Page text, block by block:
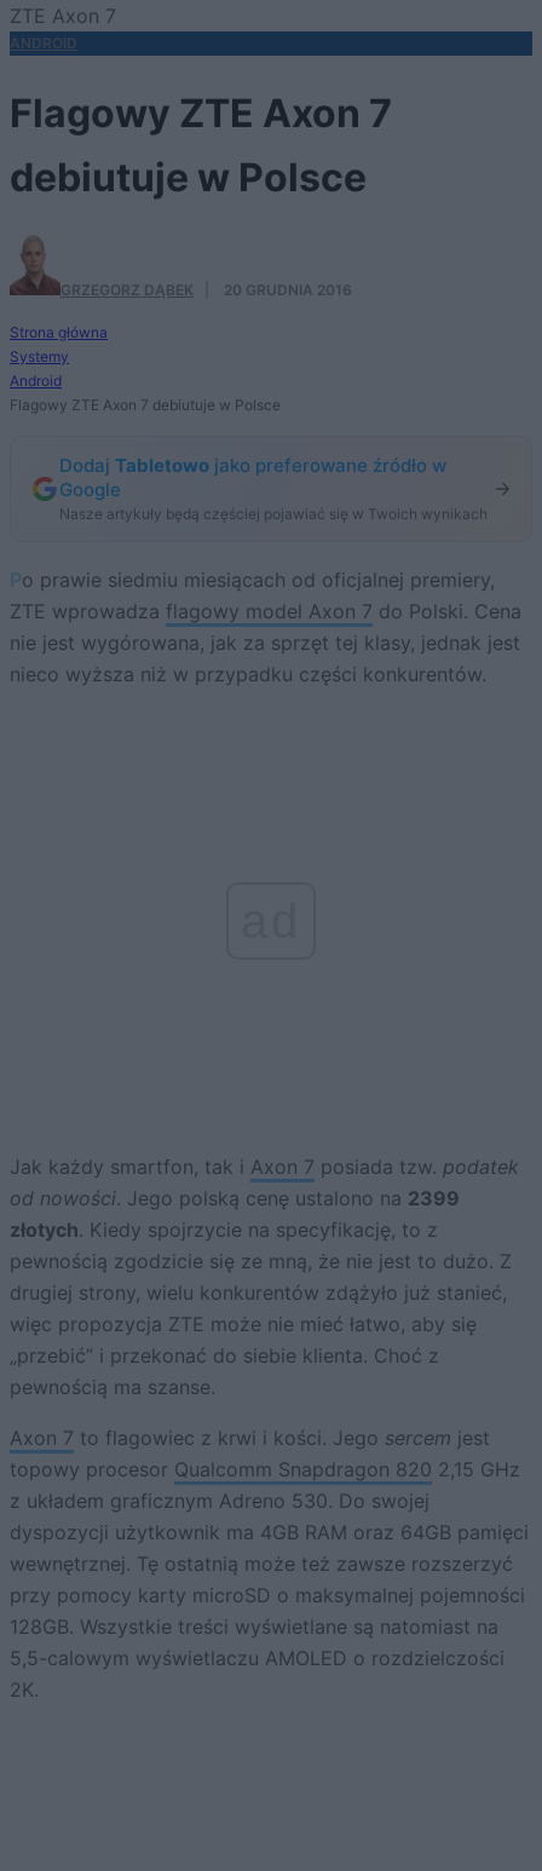
ZTE Axon 7
ANDROID
Flagowy ZTE Axon 7
debiutuje w Polsce
GRZEGORZ DĄBEK 20 GRUDNIA 2016
Strona główna
Systemy
Android
Flagowy ZTE Axon 7 debiutuje w Polsce
Dodaj Tabletowo jako preferowane źródło w
Google
Nasze artykuły będą częściej pojawiać się w Twoich wynikach
Po prawie siedmiu miesiącach od oficjalnej premiery,
ZTE wprowadza flagowy model Axon 7 do Polski. Cena
nie jest wygórowana, jak za sprzęt tej klasy, jednak jest
nieco wyższa niż w przypadku części konkurentów.
Jak każdy smartfon, tak i Axon 7 posiada tzw. podatek
od nowości. Jego polską cenę ustalono na 2399
złotych. Kiedy spojrzycie na specyfikację, to z
pewnością zgodzicie się ze mną, że nie jest to dużo. Z
drugiej strony, wielu konkurentów zdążyło już stanieć,
więc propozycja ZTE może nie mieć łatwo, aby się
„przebić” i przekonać do siebie klienta. Choć z
pewnością ma szanse.
Axon 7 to flagowiec z krwi i kości. Jego sercem jest
topowy procesor Qualcomm Snapdragon 820 2,15 GHz
z układem graficznym Adreno 530. Do swojej
dyspozycji użytkownik ma 4GB RAM oraz 64GB pamięci
wewnętrznej. Tę ostatnią może też zawsze rozszerzyć
przy pomocy karty microSD o maksymalnej pojemności
128GB. Wszystkie treści wyświetlane są natomiast na
5,5-calowym wyświetlaczu AMOLED o rozdzielczości
2K.